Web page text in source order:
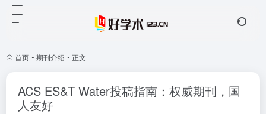
首页 • 期刊介绍 • 正文
ACS ES&T Water投稿指南：权威期刊，国
人友好